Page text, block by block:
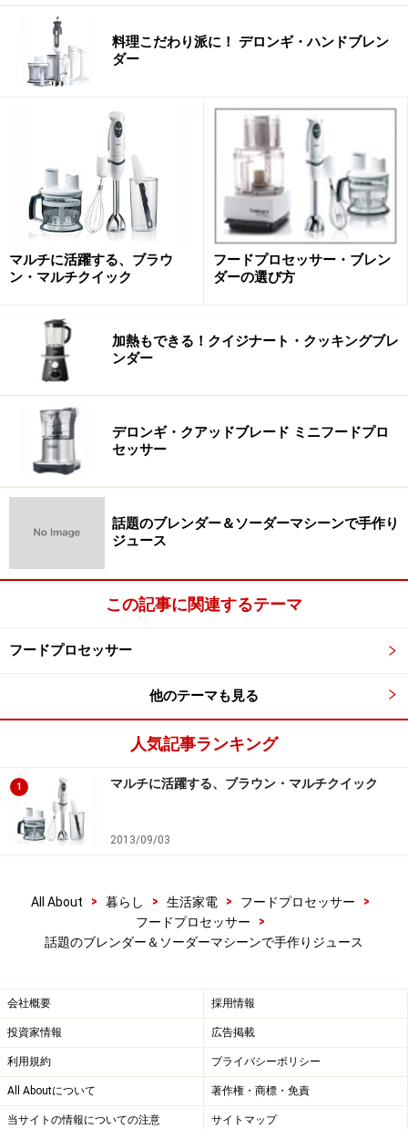
料理こだわり派に！ デロンギ・ハンドブレン
ダー
マルチに活躍する、ブラウ
ン・マルチクイック
フードプロセッサー・ブレン
ダーの選び方
加熱もできる！クイジナート・クッキングブレ
ンダー
デロンギ・クアッドブレード ミニフードプロ
セッサー
話題のブレンダー＆ソーダーマシーンで手作り
ジュース
この記事に関連するテーマ
フードプロセッサー
他のテーマも見る
人気記事ランキング
1 マルチに活躍する、ブラウン・マルチクイック
2013/09/03
All About > 暮らし > 生活家電 > フードプロセッサー
>
フードプロセッサー
>
話題のブレンダー＆ソーダーマシーンで手作りジュース
会社概要 採用情報
投資家情報 広告掲載
利用規約 プライバシーポリシー
All Aboutについて 著作権・商標・免責
当サイトの情報についての注意 サイトマップ